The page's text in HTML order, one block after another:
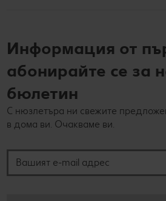
Информация от
абонирайте се за
бюлетин
С нюзлетъра ни свежите
в дома ви. Очакваме ви.